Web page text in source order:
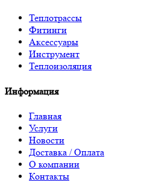
Теплотрассы
Фитинги
Аксессуары
Инструмент
Теплоизоляция
Информация
Главная
Услуги
Новости
Доставка / Оплата
О компании
Контакты